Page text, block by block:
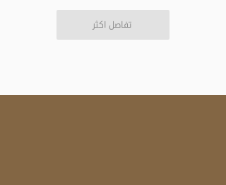
تفاصل اكثر